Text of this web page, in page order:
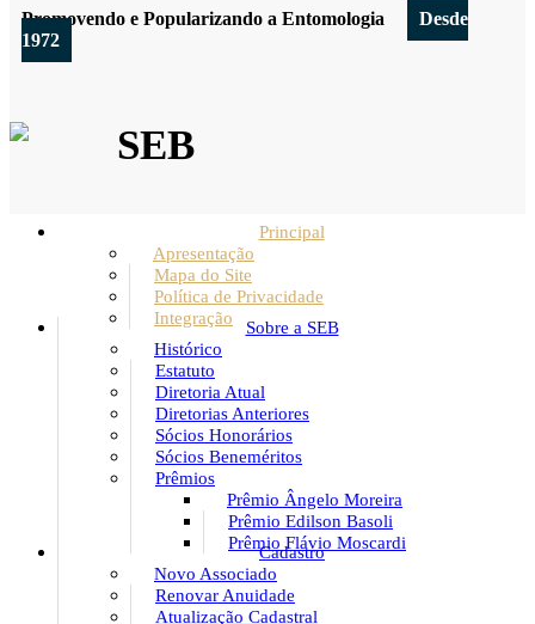
Promovendo e Popularizando a Entomologia
Desde
1972
SEB
Principal
Apresentação
Mapa do Site
Política de Privacidade
Integração
Sobre a SEB
Histórico
Estatuto
Diretoria Atual
Diretorias Anteriores
Sócios Honorários
Sócios Beneméritos
Prêmios
Prêmio Ângelo Moreira
Prêmio Edilson Basoli
Prêmio Flávio Moscardi
Cadastro
Novo Associado
Renovar Anuidade
Atualização Cadastral